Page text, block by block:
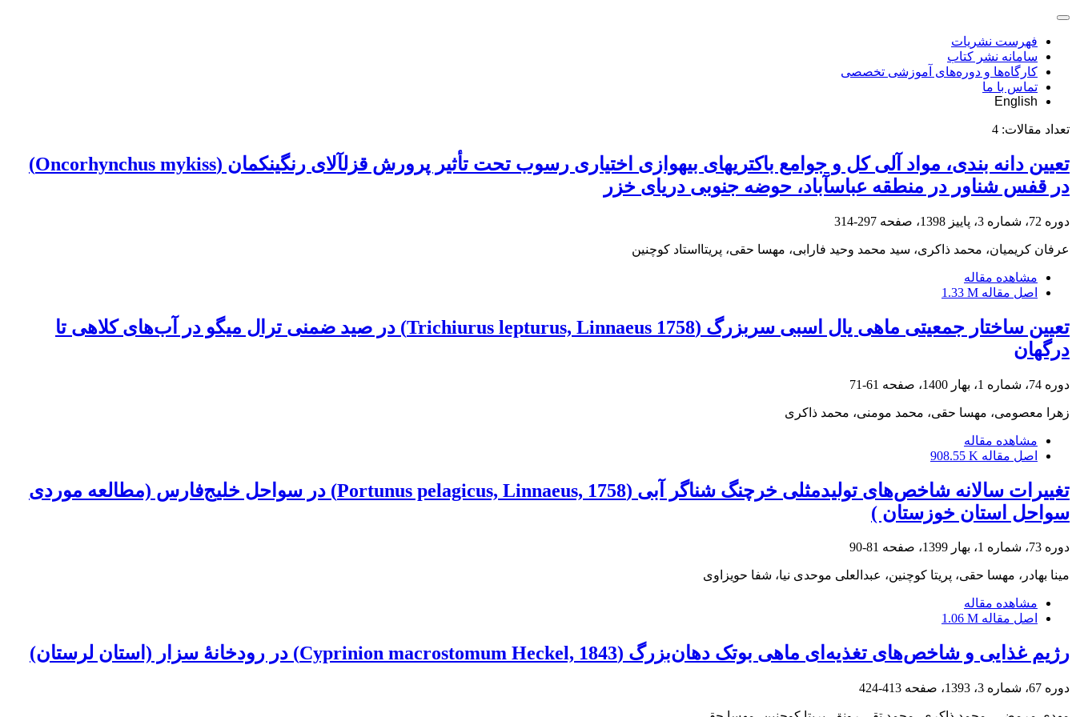
فهرست نشریات
سامانه نشر کتاب
کارگاه‌ها و دوره‌های آموزشی تخصصی
تماس با ما
English
تعداد مقالات: 4
تعیین دانه بندی، مواد آلی کل و جوامع باکتری‎های بی‎هوازی اختیاری رسوب تحت تأثیر پرورش قزل‏آلای رنگین‏کمان (Oncorhynchus mykiss)
در قفس شناور در منطقه عباس‏آباد، حوضه جنوبی دریای خزر
دوره 72، شماره 3، پاییز 1398، صفحه 297-314
عرفان کریمیان، محمد ذاکری، سید محمد وحید فارابی، مهسا حقی، پریتااستاد کوچنین
مشاهده مقاله
اصل مقاله 1.33 M
تعیین ساختار جمعیتی ماهی یال اسبی سربزرگ (Trichiurus lepturus, Linnaeus 1758) در صید ضمنی ترال میگو در آب‌های کلاهی تا
درگهان
دوره 74، شماره 1، بهار 1400، صفحه 61-71
زهرا معصومی، مهسا حقی، محمد مومنی، محمد ذاکری
مشاهده مقاله
اصل مقاله 908.55 K
تغییرات سالانه شاخص‌های تولیدمثلی خرچنگ شناگر آبی (Portunus pelagicus, Linnaeus, 1758) در سواحل خلیج‌فارس (مطالعه موردی
سواحل استان خوزستان )
دوره 73، شماره 1، بهار 1399، صفحه 81-90
مینا بهادر، مهسا حقی، پریتا کوچنین، عبدالعلی موحدی نیا، شفا حویزاوی
مشاهده مقاله
اصل مقاله 1.06 M
رژیم غذایی و شاخص‌های تغذیه‌ای ماهی بوتک دهان‌بزرگ (Cyprinion macrostomum Heckel, 1843) در رودخانۀ سزار (استان لرستان)
دوره 67، شماره 3، 1393، صفحه 413-424